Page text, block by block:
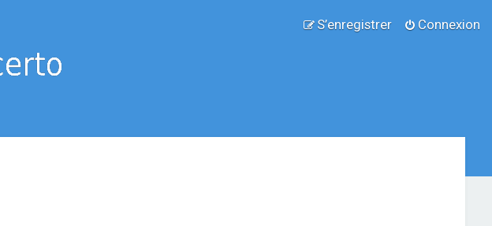
Connexion
S’enregistrer